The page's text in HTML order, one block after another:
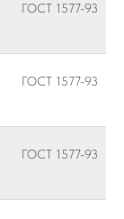
ГОСТ 1577-93
ГОСТ 1577-93
ГОСТ 1577-93